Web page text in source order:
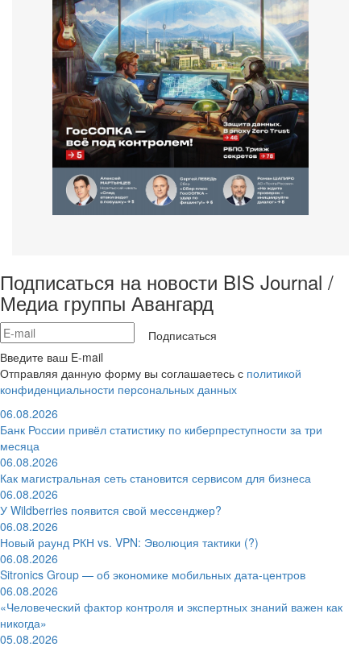
Подписаться на новости BIS Journal /
Медиа группы Авангард
Подписаться
Введите ваш E-mail
Отправляя данную форму вы соглашаетесь с политикой
конфиденциальности персональных данных
06.08.2026
Банк России привёл статистику по киберпреступности за три
месяца
06.08.2026
Как магистральная сеть становится сервисом для бизнеса
06.08.2026
У Wildberries появится свой мессенджер?
06.08.2026
Новый раунд РКН vs. VPN: Эволюция тактики (?)
06.08.2026
Sitronics Group — об экономике мобильных дата-центров
06.08.2026
«Человеческий фактор контроля и экспертных знаний важен как
никогда»
05.08.2026